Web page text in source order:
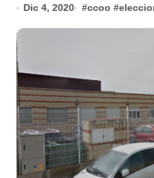
Dic 4, 2020 #ccoo #